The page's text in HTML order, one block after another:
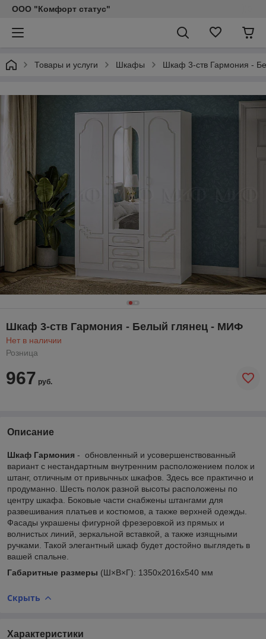
ООО "Комфорт статус"
Товары и услуги Шкафы Шкаф 3-ств Гармония -
Шкаф 3-ств Гармония - Белый глянец - МИФ
Нет в наличии
Розница
967 руб.
Описание
Шкаф Гармония - обновленный и усовершенствованный
вариант с нестандартным внутренним расположением полок и
штанг, отличным от привычных шкафов. Здесь все практично и
продуманно. Шесть полок разной высоты расположены по
центру шкафа. Боковые части снабжены штангами для
развешивания платьев и костюмов, а также верхней одежды.
Фасады украшены фигурной фрезеровкой из прямых и
волнистых линий, зеркальной вставкой, а также изящными
ручками. Такой элегантный шкаф будет достойно выглядеть в
вашей спальне.
Габаритные размеры (Ш×В×Г): 1350х2016х540 мм
Скрыть
Характеристики